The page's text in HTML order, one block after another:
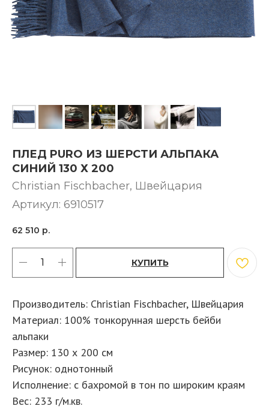
ПЛЕД PURO ИЗ ШЕРСТИ АЛЬПАКА
СИНИЙ 130 Х 200
Christian Fischbacher, Швейцария
Артикул: 6910517
62 510 р.
КУПИТЬ
Производитель: Christian Fischbacher, Швейцария
Материал: 100% тонкорунная шерсть бейби
альпаки
Размер: 130 х 200 см
Рисунок: однотонный
Исполнение: с бахромой в тон по широким краям
Вес: 233 г/м.кв.